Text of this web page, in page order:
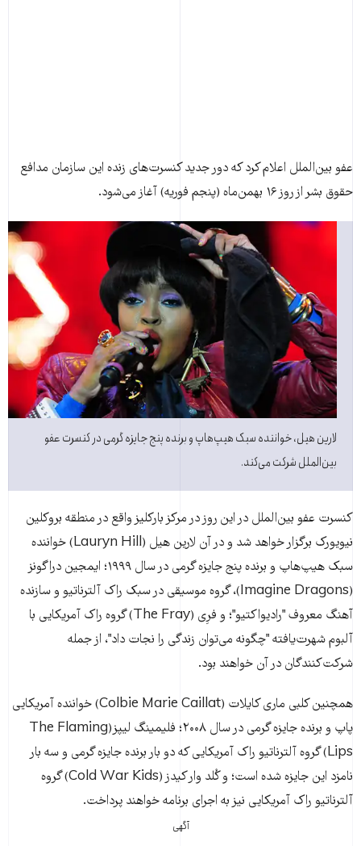
عفو بين‌الملل اعلام کرد که دور جديد کنسرت‌های زنده اين سازمان مدافع
حقوق بشر از روز ۱۶ بهمن‌ماه (پنجم فوريه) آغاز می‌شود.
لارین هیل، خواننده سبک هيپ‌هاپ و برنده پنج جایزه گرمی در کنسرت عفو
بين‌الملل شرکت می‌کند.
کنسرت عفو بين‌الملل در اين روز در مرکز بارکلیز واقع در منطقه بروکلين
نيويورک برگزار خواهد شد و در آن لارین هیل (Lauryn Hill) خواننده
سبک هيپ‌هاپ و برنده پنج جایزه گرمی در سال ۱۹۹۹؛ ایمجین دراگونز
(Imagine Dragons)، گروه موسیقی در سبک راک آلترناتيو و سازنده
آهنگ معروف "رادیواکتیو"؛ و فرِی (The Fray) گروه راک آمریکایی با
آلبوم شهرت‌يافته "چگونه می‌توان زندگی را نجات داد"، از جمله
شرکت‌کنندگان در آن خواهند بود.
همچنين کلبی ماری کايلات (Colbie Marie Caillat) خواننده آمريکايی
پاپ و برنده جايزه گرمی در سال ۲۰۰۸؛ فليمينگ ليپز(The Flaming
Lips) گروه آلترناتيو راک آمريکايی که دو بار برنده جايزه گرمی و سه بار
نامزد اين جايزه شده است؛ و کُلد وار کيدز (Cold War Kids) گروه
آلترناتيو راک آمريکايی نيز به اجرای برنامه خواهند پرداخت.
آگهی